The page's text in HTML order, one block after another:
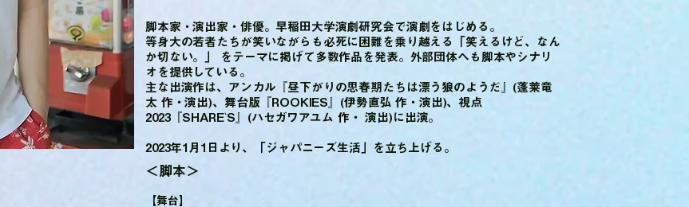
脚本家・演出家・俳優。早稲田大学演劇研究会で演劇をはじめる。
等身大の若者たちが笑いながらも必死に困難を乗り越える「笑えるけど、なん
か切ない。」 をテーマに掲げて多数作品を発表。外部団体へも脚本やシナリ
オを提供している。
主な出演作は、アンカル『昼下がりの思春期たちは漂う狼のようだ』(蓬莱竜
太 作・演出)、舞台版『ROOKIES』(伊勢直弘 作・演出)、視点
2023『SHARE`S』(ハセガワアユム 作・ 演出)に出演。
2023年1月1日より、「ジャパニーズ生活」を立ち上げる。
​＜脚本＞
【舞台】